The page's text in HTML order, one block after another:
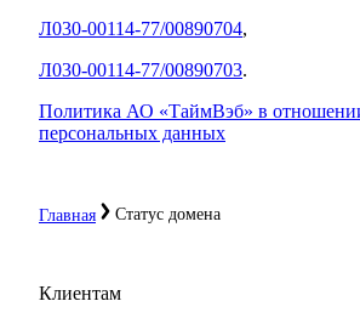
Главная Статус домена
Л030-00114-77/00890704,
Л030-00114-77/00890703.
Политика АО «ТаймВэб» в
персональных данных
Клиентам